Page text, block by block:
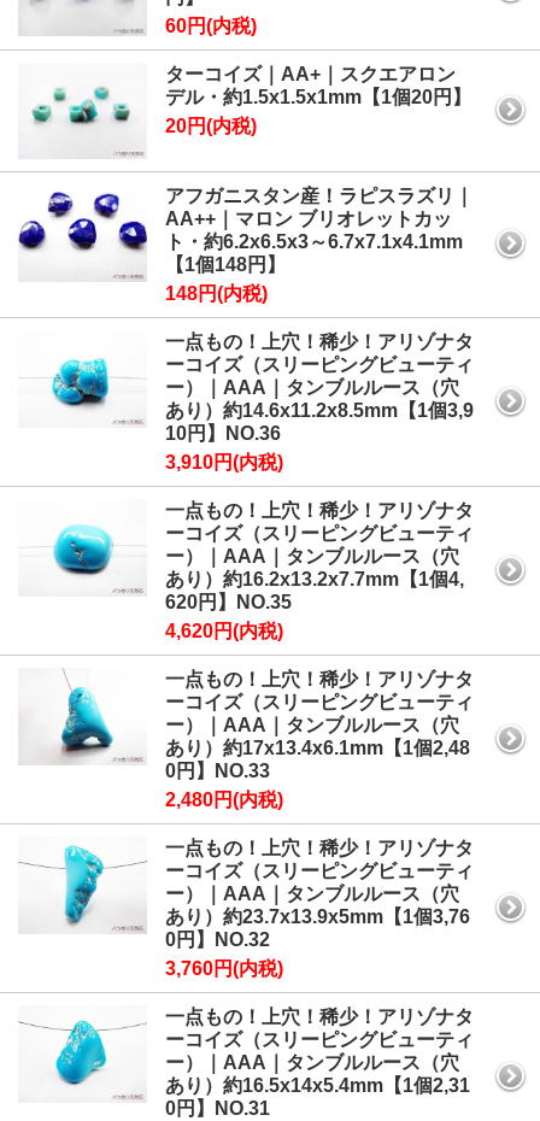
60円(内税)
ターコイズ｜AA+｜スクエアロン
デル・約1.5x1.5x1mm【1個20円】
20円(内税)
アフガニスタン産！ラピスラズリ｜
AA++｜マロン ブリオレットカッ
ト・約6.2x6.5x3～6.7x7.1x4.1mm
【1個148円】
148円(内税)
一点もの！上穴！稀少！アリゾナタ
ーコイズ（スリーピングビューティ
ー）｜AAA｜タンブルルース（穴
あり）約14.6x11.2x8.5mm【1個3,9
10円】NO.36
3,910円(内税)
一点もの！上穴！稀少！アリゾナタ
ーコイズ（スリーピングビューティ
ー）｜AAA｜タンブルルース（穴
あり）約16.2x13.2x7.7mm【1個4,
620円】NO.35
4,620円(内税)
一点もの！上穴！稀少！アリゾナタ
ーコイズ（スリーピングビューティ
ー）｜AAA｜タンブルルース（穴
あり）約17x13.4x6.1mm【1個2,48
0円】NO.33
2,480円(内税)
一点もの！上穴！稀少！アリゾナタ
ーコイズ（スリーピングビューティ
ー）｜AAA｜タンブルルース（穴
あり）約23.7x13.9x5mm【1個3,76
0円】NO.32
3,760円(内税)
一点もの！上穴！稀少！アリゾナタ
ーコイズ（スリーピングビューティ
ー）｜AAA｜タンブルルース（穴
あり）約16.5x14x5.4mm【1個2,31
0円】NO.31